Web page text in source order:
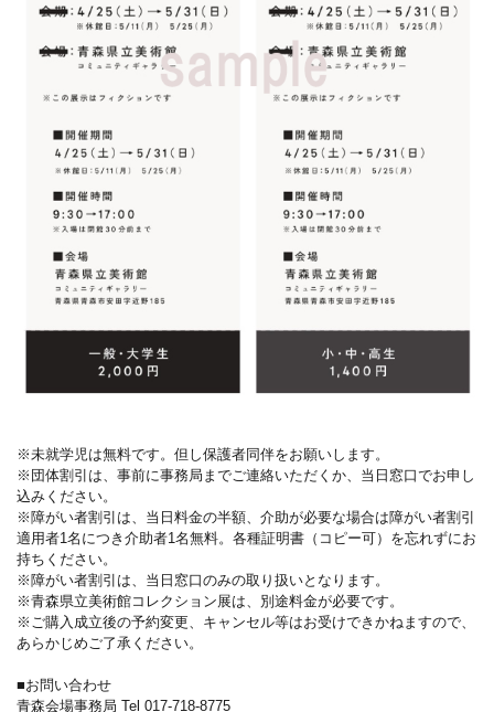
※未就学児は無料です。但し保護者同伴をお願いします。
※団体割引は、事前に事務局までご連絡いただくか、当日窓口でお申し
込みください。
※障がい者割引は、当日料金の半額、介助が必要な場合は障がい者割引
適用者1名につき介助者1名無料。各種証明書（コピー可）を忘れずにお
持ちください。
※障がい者割引は、当日窓口のみの取り扱いとなります。
※青森県立美術館コレクション展は、別途料金が必要です。
※ご購入成立後の予約変更、キャンセル等はお受けできかねますので、
あらかじめご了承ください。
■お問い合わせ
青森会場事務局 Tel 017-718-8775